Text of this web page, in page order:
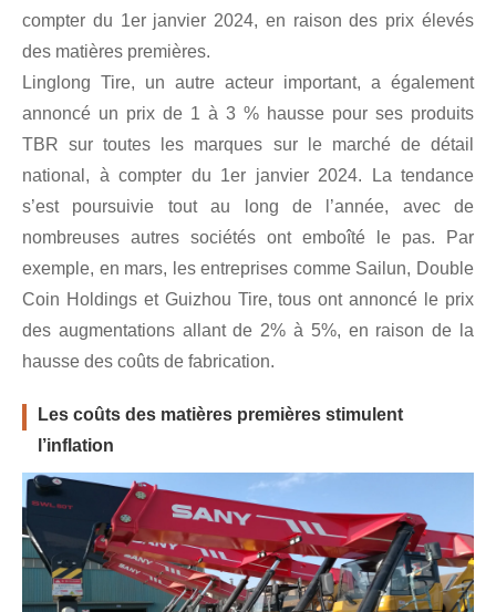
compter du 1er janvier 2024, en raison des prix élevés
des matières premières.
Linglong Tire, un autre acteur important, a également
annoncé un prix de 1 à 3 % hausse pour ses produits
TBR sur toutes les marques sur le marché de détail
national, à compter du 1er janvier 2024. La tendance
s’est poursuivie tout au long de l’année, avec de
nombreuses autres sociétés ont emboîté le pas. Par
exemple, en mars, les entreprises comme Sailun, Double
Coin Holdings et Guizhou Tire, tous ont annoncé le prix
des augmentations allant de 2% à 5%, en raison de la
hausse des coûts de fabrication.
Les coûts des matières premières stimulent
l’inflation